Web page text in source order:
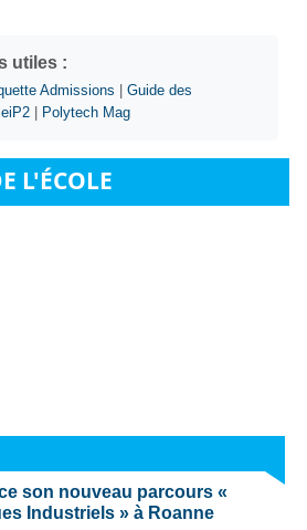
utiles :
Admissions | Guide des
| Polytech Mag
L'ÉCOLE
son nouveau parcours «
Industriels » à Roanne